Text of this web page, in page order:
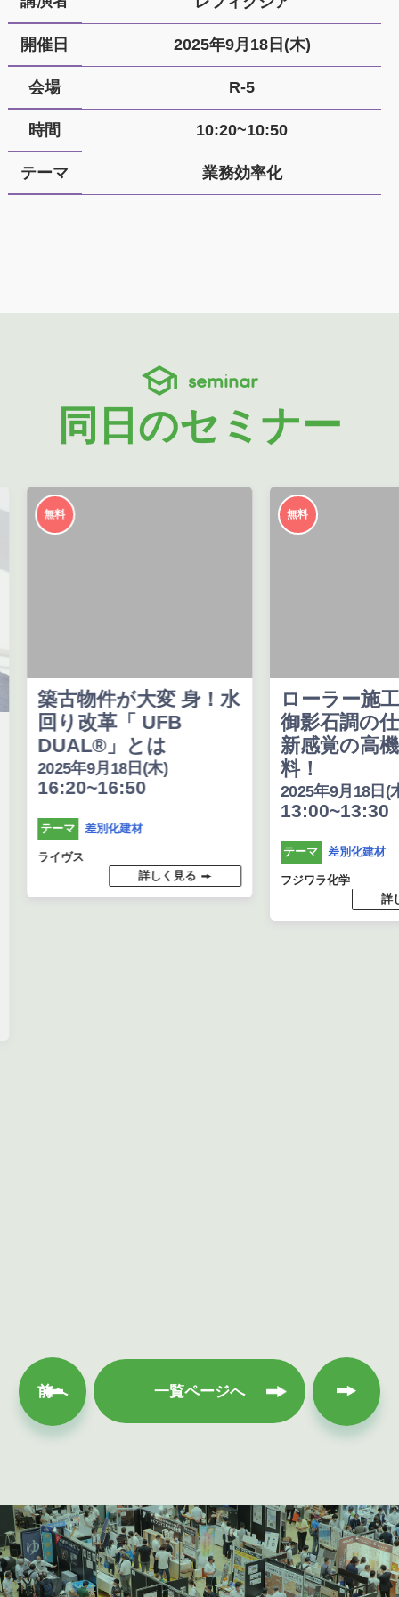
開催日 2025年9月18日(木)
会場 R-5
時間 10:20~10:50
テーマ 業務効率化
seminar
同日のセミナー
無料
築古物件が大変 身！水
回り改革「 UFB
DUAL®」とは
2025年9月18日(木)
16:20~16:50
テーマ 差別化建材
ライヴス
詳しく見る
無料
ローラー施
御影石調の
新感覚の高
料！
2025年9月18日(
13:00~13:30
テーマ 差別化建材
フジワラ化学
詳
前へ 一覧ページへ
次へ